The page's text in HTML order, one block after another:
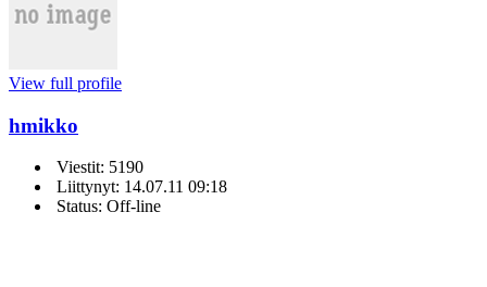
View full profile
hmikko
Viestit: 5190
Liittynyt: 14.07.11 09:18
Status: Off-line